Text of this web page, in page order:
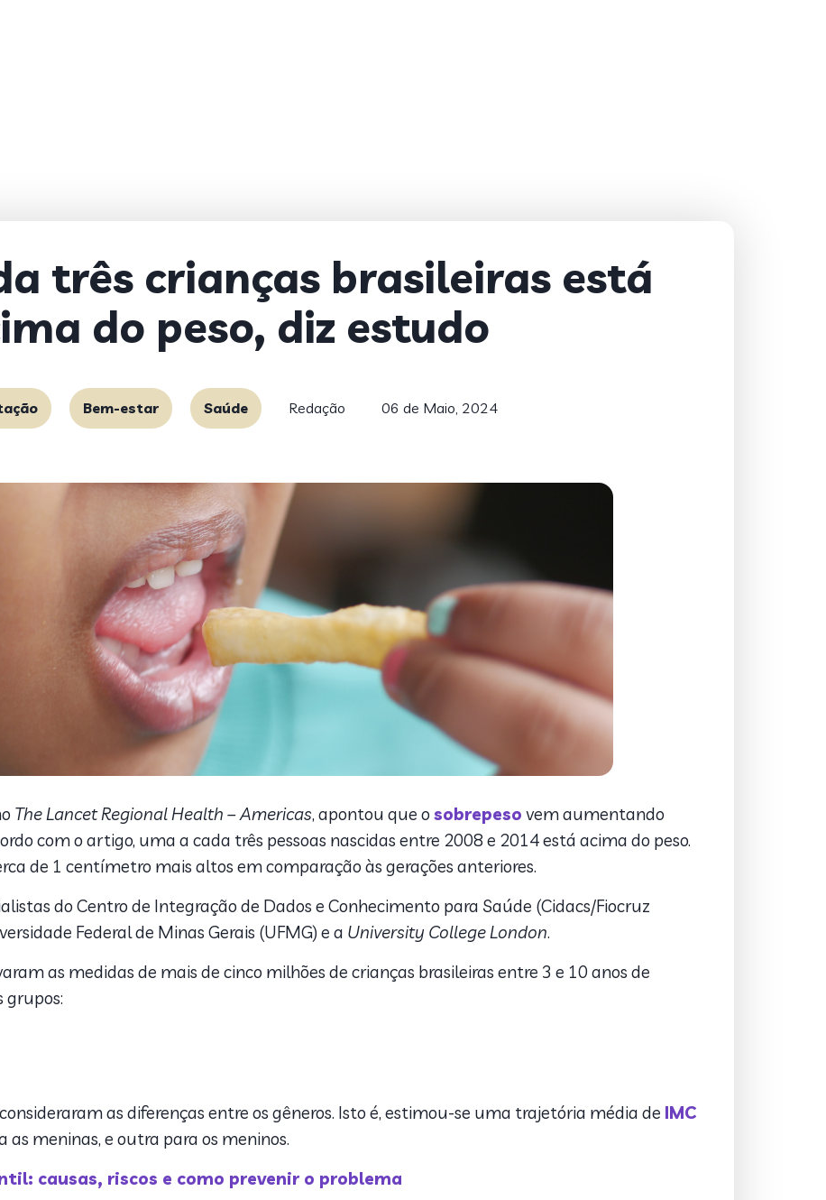
três crianças brasileiras está
do peso, diz estudo
Bem-estar Saúde Redação 06 de Maio, 2024
The Lancet Regional Health – Americas, apontou que o sobrepeso vem aumentando
com o artigo, uma a cada três pessoas nascidas entre 2008 e 2014 está acima do peso.
de 1 centímetro mais altos em comparação às gerações anteriores.
do Centro de Integração de Dados e Conhecimento para Saúde (Cidacs/Fiocruz
Federal de Minas Gerais (UFMG) e a University College London.
as medidas de mais de cinco milhões de crianças brasileiras entre 3 e 10 anos de
grupos:
as diferenças entre os gêneros. Isto é, estimou-se uma trajetória média de IMC
as meninas, e outra para os meninos.
causas, riscos e como prevenir o problema